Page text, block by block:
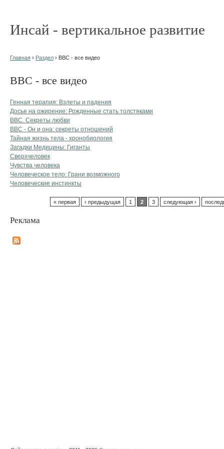
Инсай - вертикальное развитие
Главная › Раздел › BBC - все видео
BBC - все видео
Генная терапия: Взлеты и падения
Досье на ожирение: Рожденные стать толстяками
BBC. Секреты любви
ВВС - Он и она: секреты отношений
Тайная жизнь тела - хронобиология
Загадки Медицины: Гиганты
Сверхчеловек
Чувства человека
Человеческое тело: Грани возможного
Человеческие инстинкты
« первая ‹ предыдущая 1 2 3 следующая ›
Реклама